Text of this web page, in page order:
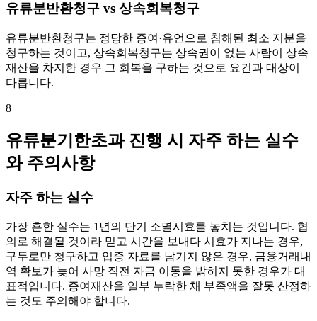
유류분반환청구 vs 상속회복청구
유류분반환청구는 정당한 증여·유언으로 침해된 최소 지분을
청구하는 것이고, 상속회복청구는 상속권이 없는 사람이 상속
재산을 차지한 경우 그 회복을 구하는 것으로 요건과 대상이
다릅니다.
8
유류분기한초과 진행 시 자주 하는 실수
와 주의사항
자주 하는 실수
가장 흔한 실수는 1년의 단기 소멸시효를 놓치는 것입니다. 협
의로 해결될 것이라 믿고 시간을 보내다 시효가 지나는 경우,
구두로만 청구하고 입증 자료를 남기지 않은 경우, 금융거래내
역 확보가 늦어 사망 직전 자금 이동을 밝히지 못한 경우가 대
표적입니다. 증여재산을 일부 누락한 채 부족액을 잘못 산정하
는 것도 주의해야 합니다.